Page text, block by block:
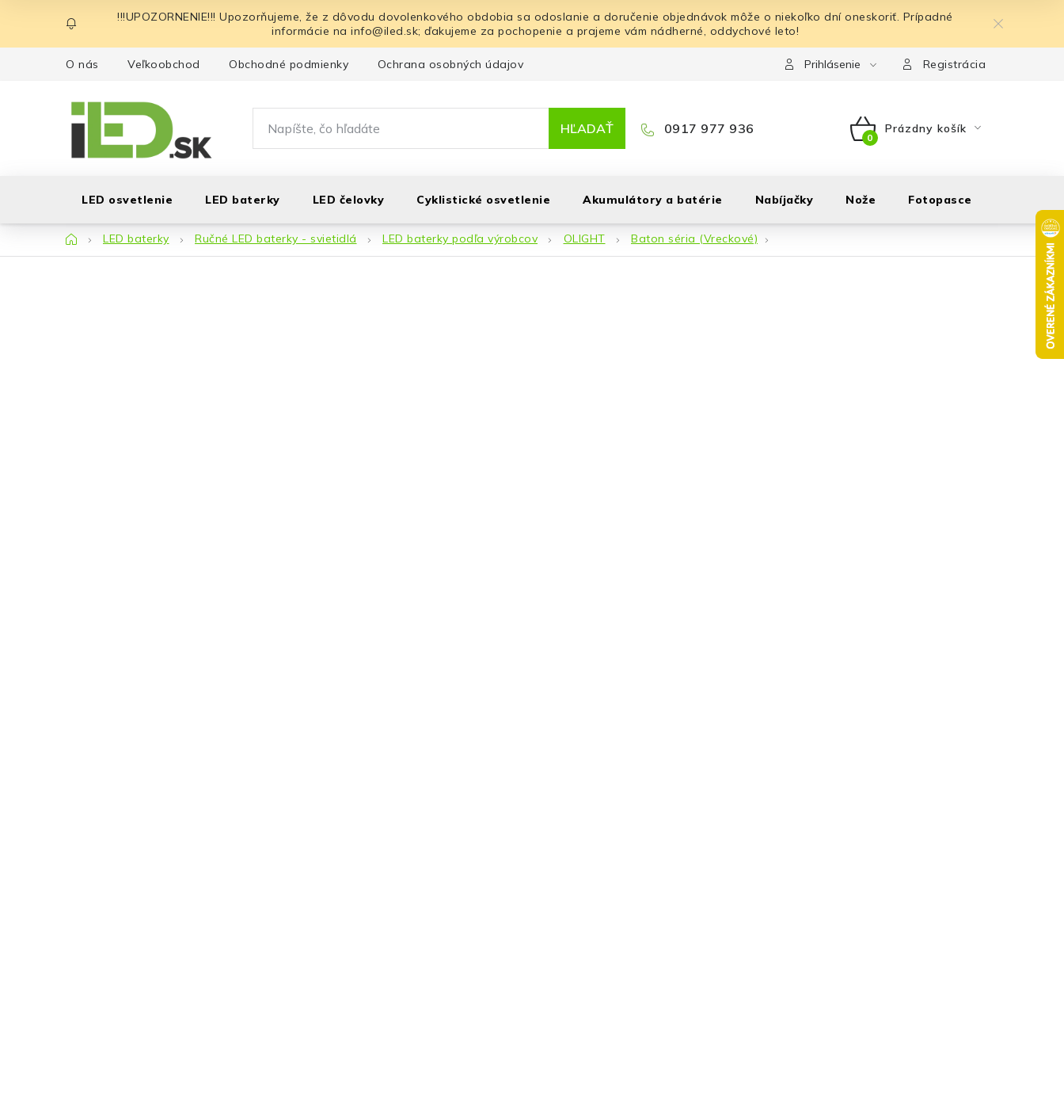
obsah
!!!UPOZORNENIE!!! Upozorňujeme, že z dôvodu dovolenkového obdobia sa odoslanie a doručenie objednávok môže o niekoľko dní oneskoriť. Prípadné
informácie na info@iled.sk; ďakujeme za pochopenie a prajeme vám nádherné, oddychové leto!
O nás Veľkoobchod Obchodné podmienky Ochrana osobných údajov Prihlásenie Registrácia
HĽADAŤ 0917 977 936
NÁKUPNÝ
Prázdny košík
LED osvetlenie LED baterky LED čelovky Cyklistické osvetlenie Akumulátory a batérie Nabíjačky Nože Fotopasce
DomovLED baterky Ručné LED baterky - svietidlá LED baterky podľa výrobcov OLIGHT Baton séria (Vreckové)